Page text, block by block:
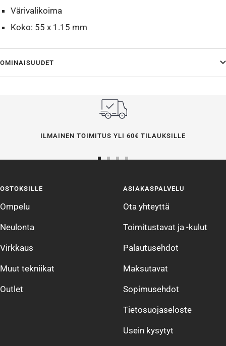
Värivalikoima
Koko: 55 x 1.15 mm
OMINAISUUDET
ILMAINEN TOIMITUS YLI 60€ TILAUKSILLE
4
OSTOKSILLE
Ompelu
Neulonta
Virkkaus
Muut tekniikat
Outlet
ASIAKASPALVELU
Ota yhteyttä
Toimitustavat ja -kulut
Palautusehdot
Maksutavat
Sopimusehdot
Tietosuojaseloste
Usein kysytyt